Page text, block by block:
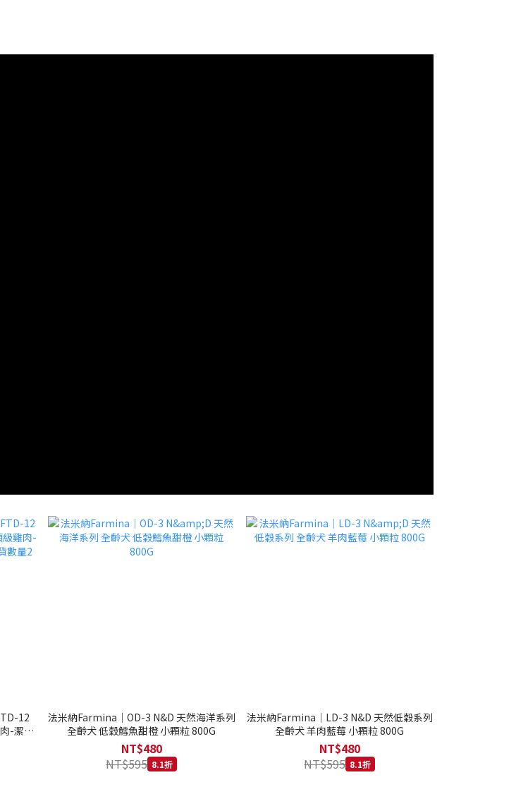
12
-潔牙
2包§
法米納Farmina｜OD-3 N&D 天然海洋系列
全齡犬 低穀鱈魚甜橙 小顆粒 800G
NT$480
NT$595 8.1折
法米納Farmina｜LD-3 N&D 天然低穀系列
全齡犬 羊肉藍莓 小顆粒 800G
NT$480
NT$595 8.1折